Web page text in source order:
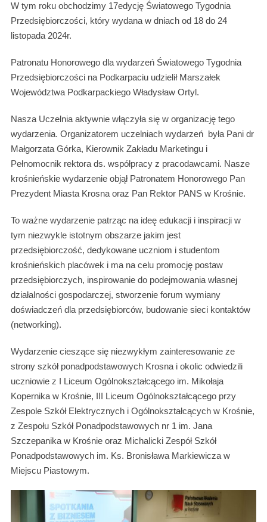
W tym roku obchodzimy 17edycję Światowego Tygodnia
Przedsiębiorczości, który wydana w dniach od 18 do 24
listopada 2024r.
Patronatu Honorowego dla wydarzeń Światowego Tygodnia
Przedsiębiorczości na Podkarpaciu udzielił Marszałek
Województwa Podkarpackiego Władysław Ortyl.
Nasza Uczelnia aktywnie włączyła się w organizację tego
wydarzenia. Organizatorem uczelniach wydarzeń była Pani dr
Małgorzata Górka, Kierownik Zakładu Marketingu i
Pełnomocnik rektora ds. współpracy z pracodawcami. Nasze
krośnieńskie wydarzenie objął Patronatem Honorowego Pan
Prezydent Miasta Krosna oraz Pan Rektor PANS w Krośnie.
To ważne wydarzenie patrząc na ideę edukacji i inspiracji w
tym niezwykle istotnym obszarze jakim jest
przedsiębiorczość, dedykowane uczniom i studentom
krośnieńskich placówek i ma na celu promocję postaw
przedsiębiorczych, inspirowanie do podejmowania własnej
działalności gospodarczej, stworzenie forum wymiany
doświadczeń dla przedsiębiorców, budowanie sieci kontaktów
(networking).
Wydarzenie cieszące się niezwykłym zainteresowanie ze
strony szkół ponadpodstawowych Krosna i okolic odwiedzili
uczniowie z I Liceum Ogólnokształcącego im. Mikołaja
Kopernika w Krośnie, III Liceum Ogólnokształcącego przy
Zespole Szkół Elektrycznych i Ogólnokształcących w Krośnie,
z Zespołu Szkół Ponadpodstawowych nr 1 im. Jana
Szczepanika w Krośnie oraz Michalicki Zespół Szkół
Ponadpodstawowych im. Ks. Bronisława Markiewicza w
Miejscu Piastowym.